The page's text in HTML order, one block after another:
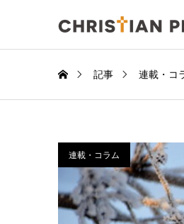
記事 連載・コ
連載・コラム